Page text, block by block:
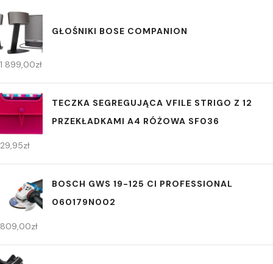
GŁOŚNIKI BOSE COMPANION
1 899,00zł
TECZKA SEGREGUJĄCA VFILE STRIGO Z 12
PRZEKŁADKAMI A4 RÓŻOWA SF036
29,95zł
BOSCH GWS 19-125 CI PROFESSIONAL
060179N002
809,00zł